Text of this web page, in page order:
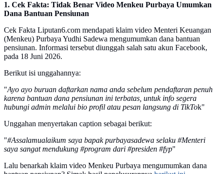
1. Cek Fakta: Tidak Benar Video Menkeu Purbaya Umumkan
Dana Bantuan Pensiunan
Cek Fakta Liputan6.com mendapati klaim video Menteri Keuangan
(Menkeu) Purbaya Yudhi Sadewa mengumumkan dana bantuan
pensiunan. Informasi tersebut diunggah salah satu akun Facebook,
pada 18 Juni 2026.
Berikut isi unggahannya:
"Ayo ayo buruan daftarkan nama anda sebelum pendaftaran penuh
karena bantuan dana pensiunan ini terbatas, untuk info segera
hubungi admin melalui bio profil atau pesan langsung di TikTok"
Unggahan menyertakan caption sebagai berikut:
"#Assalamualaikum saya bapak purbayasadewa selaku #Menteri
saya sangat mendukung #program dari #presiden #fyp"
Lalu benarkah klaim video Menkeu Purbaya mengumumkan dana